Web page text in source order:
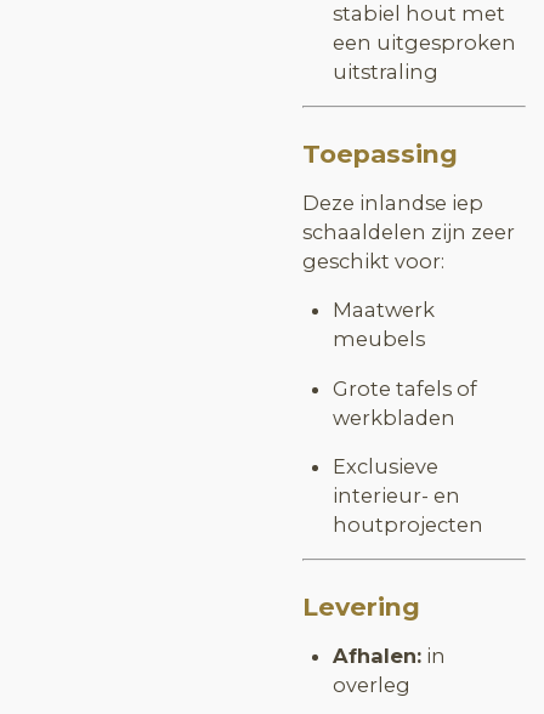
stabiel hout met
een uitgesproken
uitstraling
Toepassing
Deze inlandse iep
schaaldelen zijn zeer
geschikt voor:
Maatwerk
meubels
Grote tafels of
werkbladen
Exclusieve
interieur- en
houtprojecten
Levering
Afhalen:in
overleg